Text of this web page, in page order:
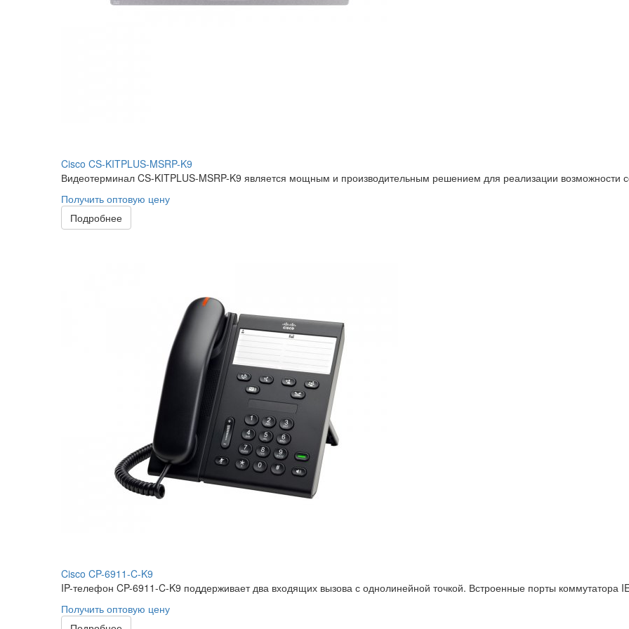
Cisco CS-KITPLUS-MSRP-K9
Видеотерминал CS-KITPLUS-MSRP-K9 является мощным и производительным решением для реализации возможности
Получить оптовую цену
Подробнее
Cisco CP-6911-C-K9
IP-телефон CP-6911-C-K9 поддерживает два входящих вызова с однолинейной точкой. Встроенные порты коммутатора
Получить оптовую цену